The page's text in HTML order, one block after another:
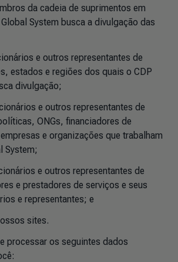
da cadeia de suprimentos em
System busca a divulgação das
e outros representantes de
estados e regiões dos quais o CDP
divulgação;
e outros representantes de
ONGs, financiadores de
e organizações que trabalham
System;
e outros representantes de
e prestadores de serviços e seus
e representantes; e
sites.
processar os seguintes dados